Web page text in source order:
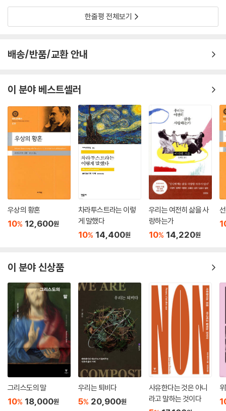
한줄평 전체보기
배송/반품/교환 안내
이 분야 베스트셀러
우상의 황혼
10% 12,600원
차라투스트라는 이렇
게 말했다
10% 14,400원
우리는 여전히 삶을 사
랑하는가
10% 14,220원
이 분야 신상품
그리스도의 말
10% 18,000원
우리는 퇴비다
5% 20,900원
사유한다는 것은 아니
라고 말하는 것이다